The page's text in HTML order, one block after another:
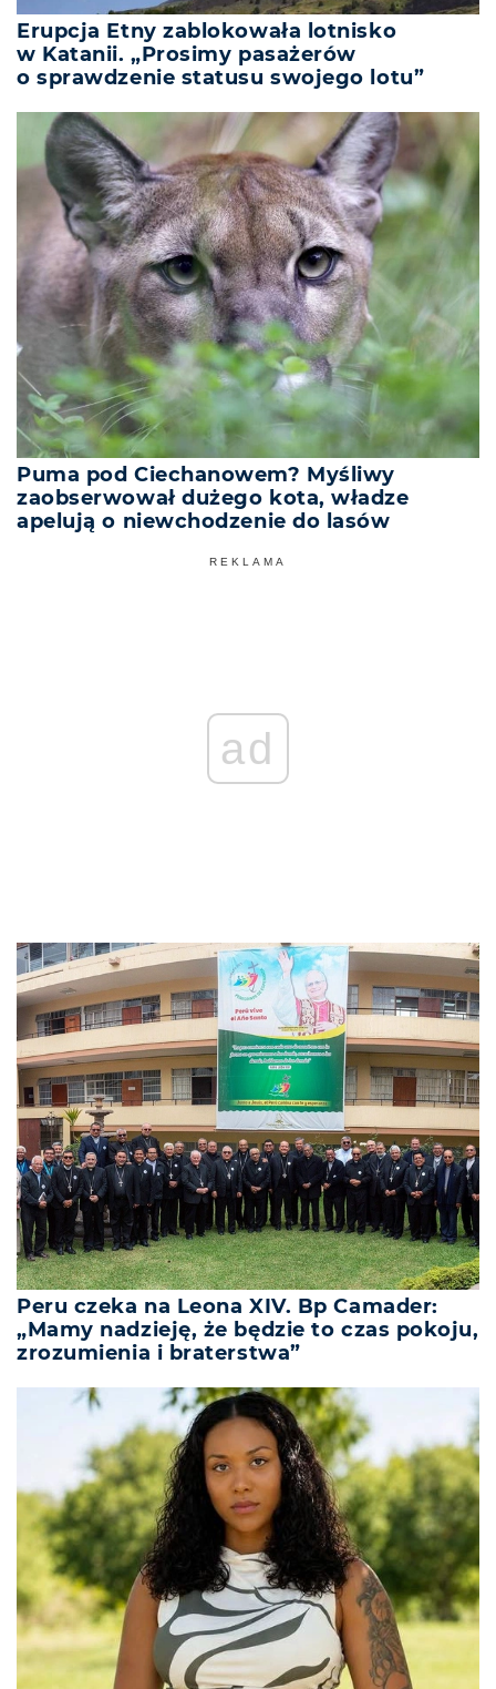
Erupcja Etny zablokowała lotnisko
w Katanii. „Prosimy pasażerów
o sprawdzenie statusu swojego lotu”
Puma pod Ciechanowem? Myśliwy
zaobserwował dużego kota, władze
apelują o niewchodzenie do lasów
REKLAMA
ad
Peru czeka na Leona XIV. Bp Camader:
„Mamy nadzieję, że będzie to czas pokoju,
zrozumienia i braterstwa”